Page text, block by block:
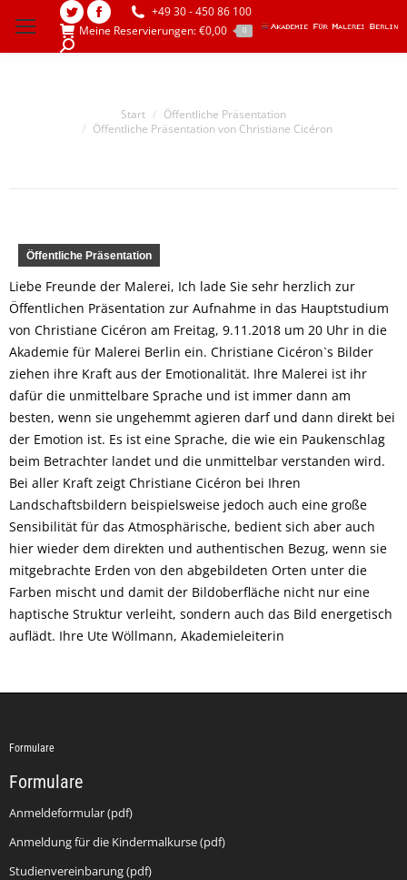
Twitter
page
Facebook
new
+49 30 - 450 86 100
Meine Reservierungen:€0,00 0
Search:
Sie befinden sich hier:
Start
Öffentliche Präsentation
Öffentliche Präsentation von Christiane Cicéron
Öffentliche Präsentation
Liebe Freunde der Malerei, Ich lade Sie sehr herzlich zur
Öffentlichen Präsentation zur Aufnahme in das Hauptstudium
von Christiane Cicéron am Freitag, 9.11.2018 um 20 Uhr in die
Akademie für Malerei Berlin ein. Christiane Cicéron`s Bilder
ziehen ihre Kraft aus der Emotionalität. Ihre Malerei ist ihr
dafür die unmittelbare Sprache und ist immer dann am
besten, wenn sie ungehemmt agieren darf und dann direkt bei
der Emotion ist. Es ist eine Sprache, die wie ein Paukenschlag
beim Betrachter landet und die unmittelbar verstanden wird.
Bei aller Kraft zeigt Christiane Cicéron bei Ihren
Landschaftsbildern beispielsweise jedoch auch eine große
Sensibilität für das Atmosphärische, bedient sich aber auch
hier wieder dem direkten und authentischen Bezug, wenn sie
mitgebrachte Erden von den abgebildeten Orten unter die
Farben mischt und damit der Bildoberfläche nicht nur eine
haptische Struktur verleiht, sondern auch das Bild energetisch
auflädt. Ihre Ute Wöllmann, Akademieleiterin
Formulare
Formulare
Anmeldeformular (pdf)
Anmeldung für die Kindermalkurse (pdf)
Studienvereinbarung (pdf)